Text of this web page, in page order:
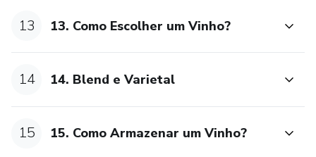
13 13. Como Escolher um Vinho?
14 14. Blend e Varietal
15 15. Como Armazenar um Vinho?